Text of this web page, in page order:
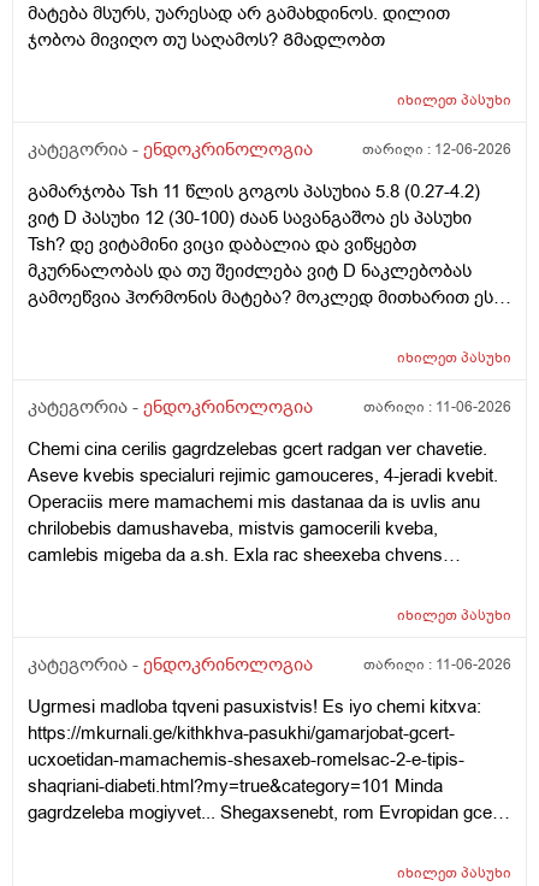
მატება მსურს, უარესად არ გამახდინოს. დილით
ჯობოა მივიღო თუ საღამოს? Გმადლობთ
იხილეთპასუხი
კატეგორია - ენდოკრინოლოგია თარიღი : 12-06-2026
გამარჯობა Tsh 11 წლის გოგოს პასუხია 5.8 (0.27-4.2)
ვიტ D პასუხი 12 (30-100) ძაან სავანგაშოა ეს პასუხი
Tsh? დე ვიტამინი ვიცი დაბალია და ვიწყებთ
მკურნალობას და თუ შეიძლება ვიტ D ნაკლებობას
გამოეწვია ჰორმონის მატება? მოკლედ მითხარით ეს
იხილეთპასუხი
კატეგორია - ენდოკრინოლოგია თარიღი : 11-06-2026
Chemi cina cerilis gagrdzelebas gcert radgan ver chavetie.
Aseve kvebis specialuri rejimic gamouceres, 4-jeradi kvebit.
Operaciis mere mamachemi mis dastanaa da is uvlis anu
chrilobebis damushaveba, mistvis gamocerili kveba,
camlebis migeba da a.sh. Exla rac sheexeba chvens
saertod da tan tviton mamachemi qristiani adamiania da
Cota dadzabuli urtiertoba ki qonda dedachemtan bolo dros
apirebdnen Tbilisshi chasvlas dzalian male. Zogadad es bolo
clebia, ragac ver vcnobt mamachems anu dzalian shecvlilia
da yvelapers negatiurad uyurebs! Tan cota pulis problemebic
daemata da dzalian gagizianebuli, agresiuli iyo xolme, sul cola
undoda da ar midioda eqimtan! Chvenc vatyobdit, rom
Tviton mis mamas anu babuachemsac diabeti qonda da
იხილეთპასუხი
კატეგორია - ენდოკრინოლოგია თარიღი : 11-06-2026
Ugrmesi madloba tqveni pasuxistvis! Es iyo chemi kitxva:
https://mkurnali.ge/kithkhva-pasukhi/gamarjobat-gcert-
ucxoetidan-mamachemis-shesaxeb-romelsac-2-e-tipis-
shaqriani-diabeti.html?my=true&category=101 Minda
gagrdzeleba mogiyvet... Shegaxsenebt, rom Evropidan gcert
tipis shaqriani diabeti aqvs da aseve chriloba pexze. Im dges
იხილეთპასუხი